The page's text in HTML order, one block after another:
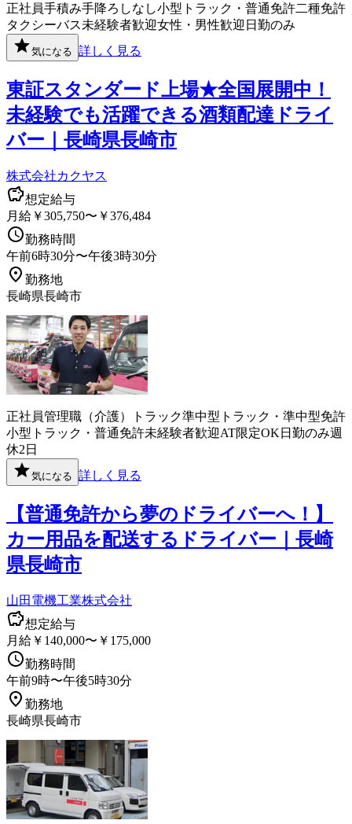
正社員手積み手降ろしなし小型トラック・普通免許二種免許
タクシーバス未経験者歓迎女性・男性歓迎 日勤のみ
気になる 詳しく見る
東証スタンダード上場★全国展開中！
未経験でも活躍できる酒類配達ドライ
バー｜長崎県長崎市
株式会社カクヤス
想定給与
月給￥305,750〜￥376,484
勤務時間
午前6時30分〜午後3時30分
勤務地
長崎県長崎市
正社員管理職（介護） トラック準中型トラック・準中型免許
小型トラック・普通免許未経験者歓迎AT限定OK 日勤のみ週
休2日
気になる 詳しく見る
【普通免許から夢のドライバーへ！】
カー用品を配送するドライバー｜長崎
県長崎市
山田電機工業株式会社
想定給与
月給￥140,000〜￥175,000
勤務時間
午前9時〜午後5時30分
勤務地
長崎県長崎市